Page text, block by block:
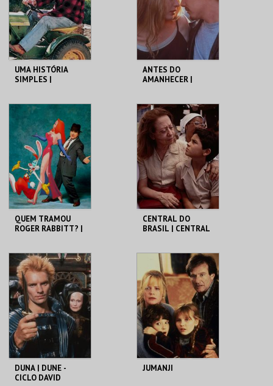
UMA HISTÓRIA
SIMPLES |
LYNCH
CAPITÓLIO.
MAIS INFO
COMPRAR
ANTES DO
AMANHECER |
CAPITÓLIO.
MAIS INFO
COMPRAR
QUEM TRAMOU
ROGER RABBITT? |
CAPITÓLIO.
MAIS INFO
COMPRAR
CENTRAL DO
BRASIL | CENTRAL
BRASIL
CAPITÓLIO.
MAIS INFO
COMPRAR
DUNA | DUNE -
CICLO DAVID
JUMANJI